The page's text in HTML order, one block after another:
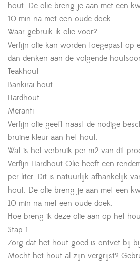
hout. De olie breng je aan met een
10 min na met een oude doek.
Waar gebruik ik olie voor?
Verfijn olie kan worden toegepast op
dan denken aan de volgende
Teakhout
Bankirai hout
Hardhout
Meranti
Verfijn olie geeft naast de nodige
bruine kleur aan het hout.
Wat is het verbruik per m2 van dit
Verfijn Hardhout Olie heeft een
per liter. Dit is natuurlijk afhankelijk
hout. De olie breng je aan met een
10 min na met een oude doek.
Hoe breng ik deze olie aan op het
Stap 1
Zorg dat het hout goed is ontvet bij
Mocht het hout al zijn vergrijst?